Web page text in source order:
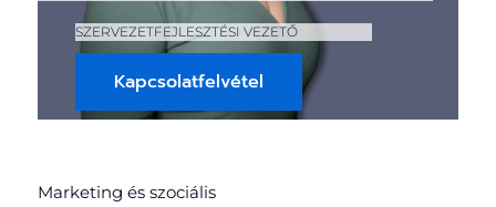
SZERVEZETFEJLESZTÉSI VEZETŐ
Kapcsolatfelvétel
Marketing és szociális